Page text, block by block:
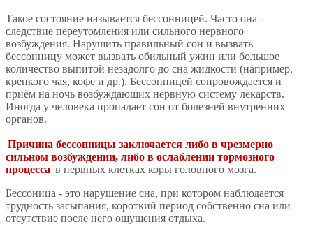
Такое состояние называется бессонницей. Часто она -
следствие переутомления или сильного нервного
возбуждения. Нарушить правильный сон и вызвать
бессонницу может вызвать обильный ужин или большое
количество выпитой незадолго до сна жидкости (например,
крепкого чая, кофе и др.). Бессонницей сопровождается и
приём на ночь возбуждающих нервную систему лекарств.
Иногда у человека пропадает сон от болезней внутренних
органов.
Причина бессонницы заключается либо в чрезмерно
сильном возбуждении, либо в ослаблении тормозного
процесса в нервных клетках коры головного мозга.
Бессоница - это нарушение сна, при котором наблюдается
трудность засыпания, короткий период собственно сна или
отсутствие после него ощущения отдыха.